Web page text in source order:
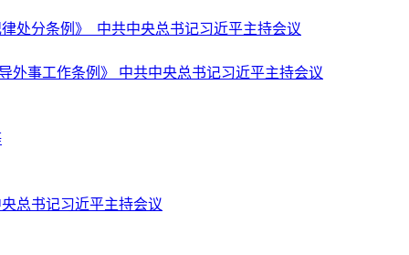
处分条例》 中共中央总书记习近平主持会议
外事工作条例》 中共中央总书记习近平主持会议
总书记习近平主持会议